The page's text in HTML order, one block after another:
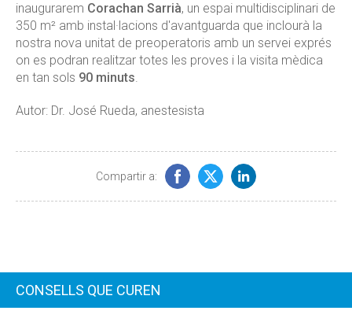
inaugurarem Corachan Sarrià, un espai multidisciplinari de
350 m² amb instal·lacions d'avantguarda que inclourà la
nostra nova unitat de preoperatoris amb un servei exprés
on es podran realitzar totes les proves i la visita mèdica
en tan sols 90 minuts.
Autor: Dr. José Rueda, anestesista
Compartir a:
CONSELLS QUE CUREN